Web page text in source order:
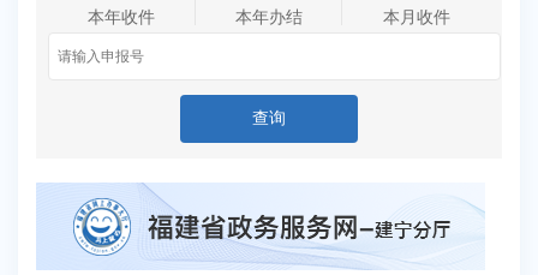
本年收件
本年办结
本月收件
查询